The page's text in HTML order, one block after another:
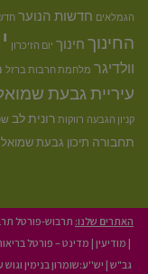
הגמלאים חדשות הנוער
החינוך חינוך יום הזיכרון
וולדיגר מלחמת חרבות ברזל
עיריית גבעת
קניון הגבעה רווקות רונית לב
תחבורה תיכון גבעת שמואל
האתרים שלנו: תרבוש-פורטל
| מודיעין |מדינט – פורטל
גב"ש | יש''ע:שומרון בנימין וגוש